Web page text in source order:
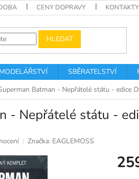
CENY DOPRAVY KONTAKTY
HLEDAT
SBĚRATELSTVÍ
Batman - Nepřátelé státu - edice
- Nepřátelé státu -
Značka: EAGLEMOSS